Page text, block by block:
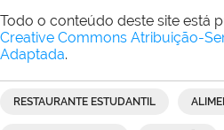
Todo o conteúdo deste site está
Creative Commons Atribuição-
Adaptada.
RESTAURANTE ESTUDANTIL